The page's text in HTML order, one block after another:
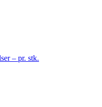
– pr. stk.